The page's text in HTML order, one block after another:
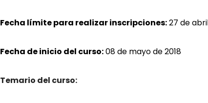
Fecha límite para realizar inscripciones:27 de
Fecha de inicio del curso:08 de mayo de 2018
Temario del curso: